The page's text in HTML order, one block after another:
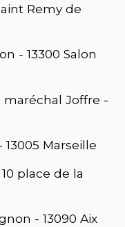
Remy de
- 13300 Salon
maréchal Joffre -
13005 Marseille
place de la
- 13090 Aix